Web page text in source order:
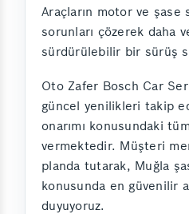
Araçların motor ve şase
sorunları çözerek daha
sürdürülebilir bir sürüş
Oto Zafer Bosch Car
güncel yenilikleri takip
onarımı konusundaki
vermektedir. Müşteri
planda tutarak, Muğla
konusunda en güvenilir
duyuyoruz.